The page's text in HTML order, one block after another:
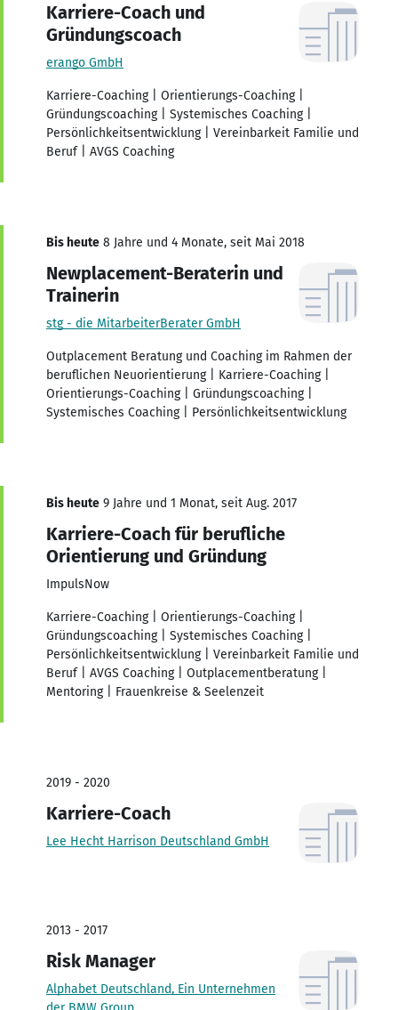
Karriere-Coach und
Gründungscoach
erango GmbH
Karriere-Coaching | Orientierungs-Coaching |
Gründungscoaching | Systemisches Coaching |
Persönlichkeitsentwicklung | Vereinbarkeit Familie und
Beruf | AVGS Coaching
Bis heute 8 Jahre und 4 Monate, seit Mai 2018
Newplacement-Beraterin und
Trainerin
stg - die MitarbeiterBerater GmbH
Outplacement Beratung und Coaching im Rahmen der
beruflichen Neuorientierung | Karriere-Coaching |
Orientierungs-Coaching | Gründungscoaching |
Systemisches Coaching | Persönlichkeitsentwicklung
Bis heute 9 Jahre und 1 Monat, seit Aug. 2017
Karriere-Coach für berufliche
Orientierung und Gründung
ImpulsNow
Karriere-Coaching | Orientierungs-Coaching |
Gründungscoaching | Systemisches Coaching |
Persönlichkeitsentwicklung | Vereinbarkeit Familie und
Beruf | AVGS Coaching | Outplacementberatung |
Mentoring | Frauenkreise & Seelenzeit
2019 - 2020
Karriere-Coach
Lee Hecht Harrison Deutschland GmbH
2013 - 2017
Risk Manager
Alphabet Deutschland, Ein Unternehmen